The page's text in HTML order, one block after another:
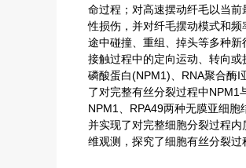
命过程；对高速摆动纤毛以当
性损伤，并对纤毛摆动模式和
途中碰撞、重组、掉头等多种
接触过程中的定向运动、转向
磷酸蛋白(NPM1)、RNA聚合酶I
了对完整有丝分裂过程中NPM1
NPM1、RPA49两种无膜亚细
并实现了对完整细胞分裂过程
维观测，探究了细胞有丝分裂过